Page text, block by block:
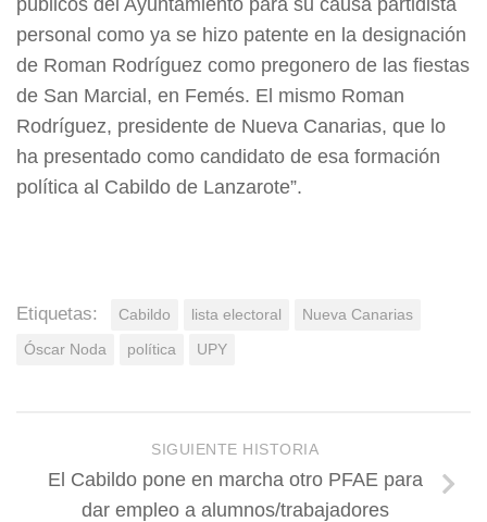
personal como ya se hizo patente en la designación
de Roman Rodríguez como pregonero de las fiestas
de San Marcial, en Femés. El mismo Roman
Rodríguez, presidente de Nueva Canarias, que lo
ha presentado como candidato de esa formación
política al Cabildo de Lanzarote”.
Etiquetas: Cabildo lista electoral
Nueva Canarias
Óscar Noda
política UPY
SIGUIENTE HISTORIA
El Cabildo pone en marcha otro PFAE para
dar empleo a alumnos/trabajadores